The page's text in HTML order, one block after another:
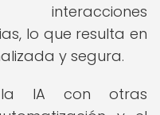
interacciones
lo que resulta en
y segura.
IA con otras